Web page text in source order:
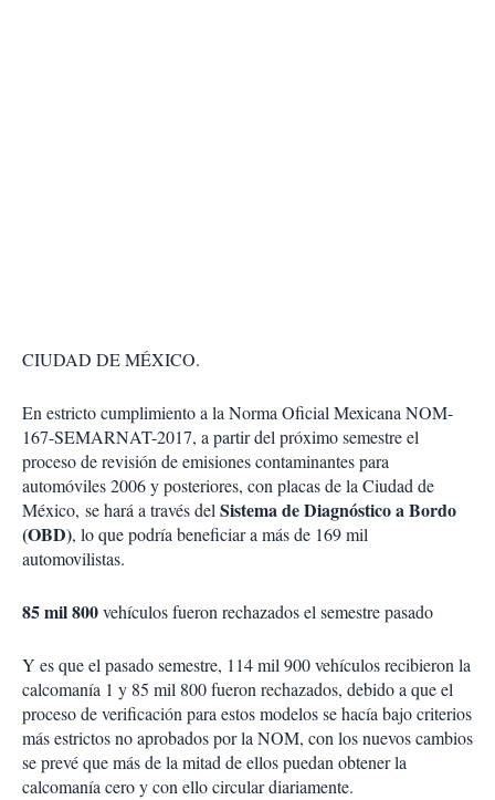
CIUDAD DE MÉXICO.
En estricto cumplimiento a la Norma Oficial Mexicana NOM-
167-SEMARNAT-2017, a partir del próximo semestre el
proceso de revisión de emisiones contaminantes para
automóviles 2006 y posteriores, con placas de la Ciudad de
México, se hará a través delSistema de Diagnóstico a Bordo
(OBD), lo que podría beneficiar a más de 169 mil
automovilistas.
85 mil 800vehículos fueron rechazados el semestre pasado
Y es que el pasado semestre, 114 mil 900 vehículos recibieron la
calcomanía 1 y 85 mil 800 fueron rechazados, debido a que el
proceso de verificación para estos modelos se hacía bajo criterios
más estrictos no aprobados por la NOM, con los nuevos cambios
se prevé que más de la mitad de ellos puedan obtener la
calcomanía cero y con ello circular diariamente.